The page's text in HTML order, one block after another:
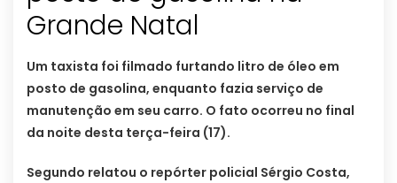
Grande Natal
Um taxista foi filmado furtando litro de óleo em
posto de gasolina, enquanto fazia serviço de
manutenção em seu carro. O fato ocorreu no final
da noite desta terça-feira (17).
Segundo relatou o repórter policial Sérgio Costa,